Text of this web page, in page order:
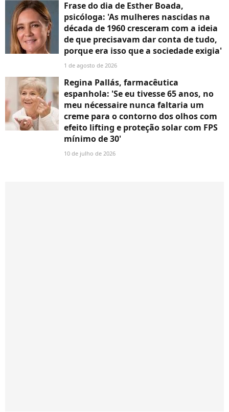
Frase do dia de Esther Boada,
psicóloga: 'As mulheres nascidas na
década de 1960 cresceram com a ideia
de que precisavam dar conta de tudo,
porque era isso que a sociedade exigia'
1 de agosto de 2026
Regina Pallás, farmacêutica
espanhola: 'Se eu tivesse 65 anos, no
meu nécessaire nunca faltaria um
creme para o contorno dos olhos com
efeito lifting e proteção solar com FPS
mínimo de 30'
10 de julho de 2026